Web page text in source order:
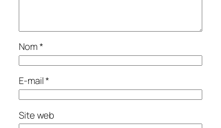
Nom*
E-mail*
Site web